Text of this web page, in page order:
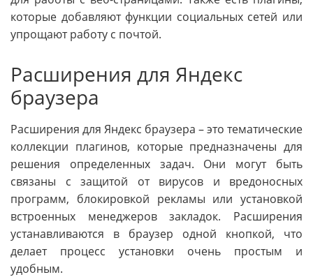
которые добавляют функции социальных сетей или
упрощают работу с почтой.
Расширения для Яндекс
браузера
Расширения для Яндекс браузера – это тематические
коллекции плагинов, которые предназначены для
решения определенных задач. Они могут быть
связаны с защитой от вирусов и вредоносных
программ, блокировкой рекламы или установкой
встроенных менеджеров закладок. Расширения
устанавливаются в браузер одной кнопкой, что
делает процесс установки очень простым и
удобным.